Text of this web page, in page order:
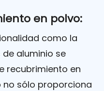
en polvo:
como la
aluminio se
recubrimiento en
no sólo proporciona